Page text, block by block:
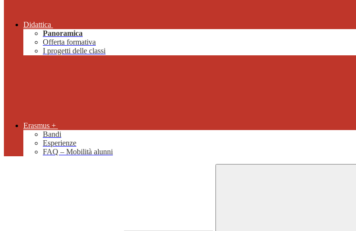
Didattica
Panoramica
Offerta formativa
I progetti delle classi
Erasmus +
Bandi
Esperienze
FAQ – Mobilità alunni